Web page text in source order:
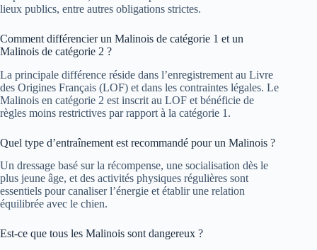
lieux publics, entre autres obligations strictes.
Comment différencier un Malinois de catégorie 1 et un
Malinois de catégorie 2 ?
La principale différence réside dans l’enregistrement au Livre
des Origines Français (LOF) et dans les contraintes légales. Le
Malinois en catégorie 2 est inscrit au LOF et bénéficie de
règles moins restrictives par rapport à la catégorie 1.
Quel type d’entraînement est recommandé pour un Malinois ?
Un dressage basé sur la récompense, une socialisation dès le
plus jeune âge, et des activités physiques régulières sont
essentiels pour canaliser l’énergie et établir une relation
équilibrée avec le chien.
Est-ce que tous les Malinois sont dangereux ?